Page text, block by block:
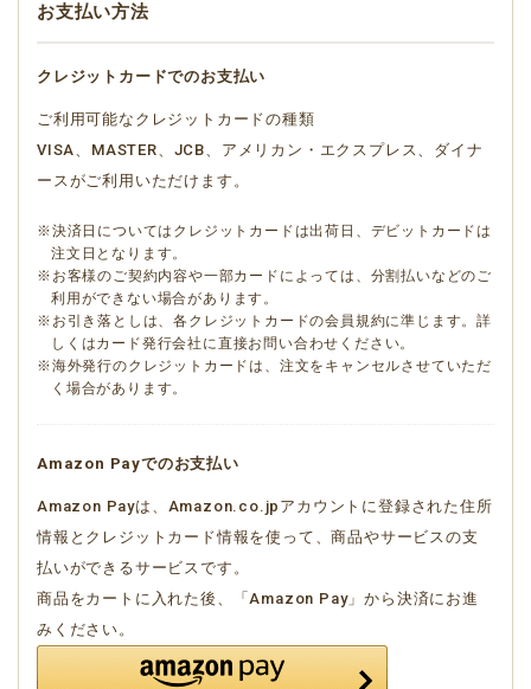
お支払い方法
クレジットカードでのお支払い
ご利用可能なクレジットカードの種類
VISA、MASTER、JCB、アメリカン・エクスプレス、ダイナ
ースがご利用いただけます。
※決済日についてはクレジットカードは出荷日、デビットカードは
注文日となります。
※お客様のご契約内容や一部カードによっては、分割払いなどのご
利用ができない場合があります。
※お引き落としは、各クレジットカードの会員規約に準じます。詳
しくはカード発行会社に直接お問い合わせください。
※海外発行のクレジットカードは、注文をキャンセルさせていただ
く場合があります。
Amazon Payでのお支払い
Amazon Payは、Amazon.co.jpアカウントに登録された住所
情報とクレジットカード情報を使って、商品やサービスの支
払いができるサービスです。
商品をカートに入れた後、「Amazon Pay」から決済にお進
みください。